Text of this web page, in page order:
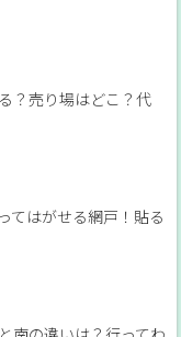
？売り場はどこ？代
てはがせる網戸！貼る